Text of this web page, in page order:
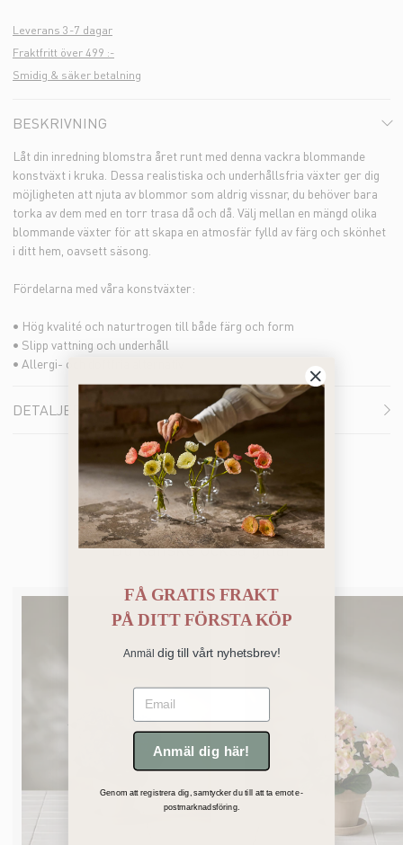
Leverans 3-7 dagar
Fraktfritt över 499 :-
Smidig & säker betalning
BESKRIVNING
Låt din inredning blomstra året runt med denna vackra blommande
konstväxt i kruka. Dessa realistiska och underhållsfria växter ger dig
möjligheten att njuta av blommor som aldrig vissnar, du behöver bara
torka av dem med en torr trasa då och då. Välj mellan en mängd olika
blommande växter för att skapa en atmosfär fylld av färg och skönhet
i ditt hem, oavsett säsong.
Fördelarna med våra konstväxter:
• Hög kvalité och naturtrogen till både färg och form
• Slipp vattning och underhåll
• Allergi- och doftfria alternativ
DETALJER
Du kanske också gillar
FÅ GRATIS FRAKT
PÅDITT FÖRSTA KÖP
Anmäl dig till vårt nyhetsbrev!
Email
Anmäl dig här!
Genom att registrera dig, samtycker du till att ta emot e-
postmarknadsföring.